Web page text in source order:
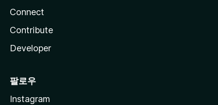
Connect
Contribute
Developer
팔로우
Instagram